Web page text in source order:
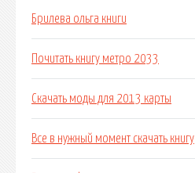
Брилева ольга книги
Почитать книгу метро 2033
Скачать моды для 2013 карты
Все в нужный момент скачать книгу